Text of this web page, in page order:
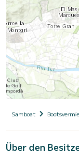
Samboat
Über den